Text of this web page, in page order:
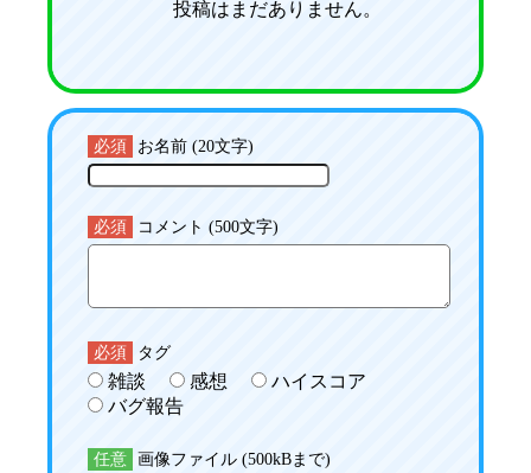
投稿はまだありません。
必須 お名前 (20文字)
必須 コメント (500文字)
必須 タグ
雑談 感想
ハイスコア
バグ報告
任意 画像ファイル (500kBまで)